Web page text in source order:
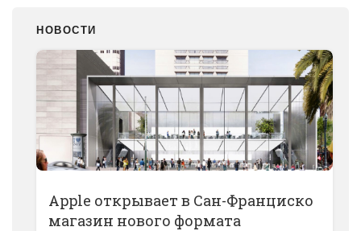
НОВОСТИ
Apple открывает в Сан-Франциско
магазин нового формата